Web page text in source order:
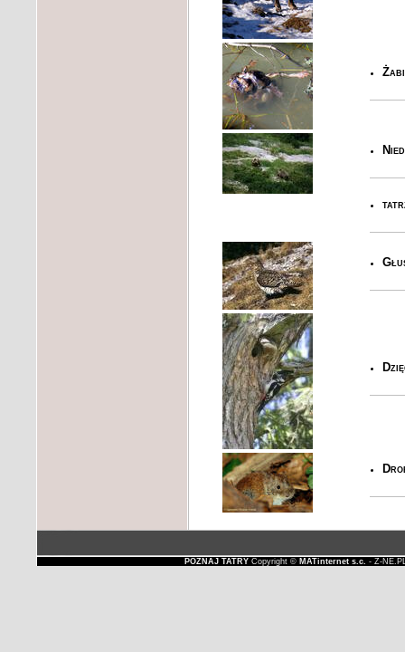
POZNAJ TATRY Copyright © MATinternet s.c. - Z-